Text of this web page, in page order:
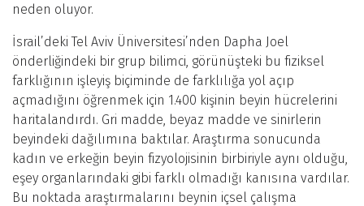
neden oluyor.
İsrail’deki Tel Aviv Üniversitesi’nden Dapha Joel
önderliğindeki bir grup bilimci, görünüşteki bu fiziksel
farklığının işleyiş biçiminde de farklılığa yol açıp
açmadığını öğrenmek için 1.400 kişinin beyin hücrelerini
haritalandırdı. Gri madde, beyaz madde ve sinirlerin
beyindeki dağılımına baktılar. Araştırma sonucunda
kadın ve erkeğin beyin fizyolojisinin birbiriyle aynı olduğu,
eşey organlarındaki gibi farklı olmadığı kanısına vardılar.
Bu noktada araştırmalarını beynin içsel çalışma